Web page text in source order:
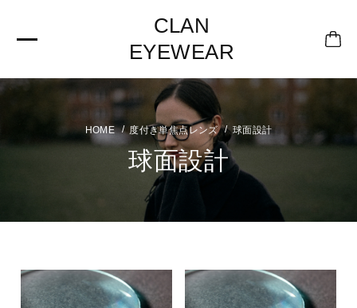
CLAN
EYEWEAR
度付き単焦点レンズ 球面設計
球面設計